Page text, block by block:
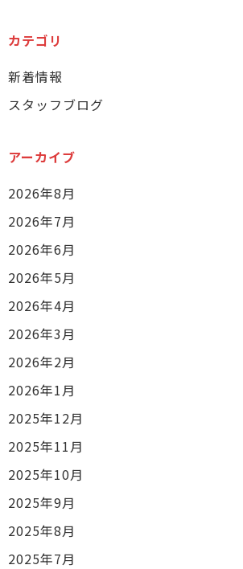
カテゴリ
新着情報
スタッフブログ
アーカイブ
2026年8月
2026年7月
2026年6月
2026年5月
2026年4月
2026年3月
2026年2月
2026年1月
2025年12月
2025年11月
2025年10月
2025年9月
2025年8月
2025年7月